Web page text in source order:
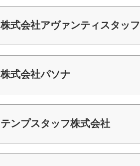
株式会社アヴァンティスタッフ
株式会社パソナ
テンプスタッフ株式会社